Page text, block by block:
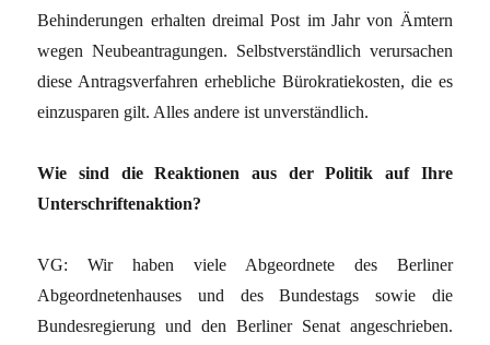
Behinderungen erhalten dreimal Post im Jahr von Ämtern
wegen Neubeantragungen. Selbstverständlich verursachen
diese Antragsverfahren erhebliche Bürokratiekosten, die es
einzusparen gilt. Alles andere ist unverständlich.
Wie sind die Reaktionen aus der Politik auf Ihre
Unterschriftenaktion?
VG: Wir haben viele Abgeordnete des Berliner
Abgeordnetenhauses und des Bundestags sowie die
Bundesregierung und den Berliner Senat angeschrieben.